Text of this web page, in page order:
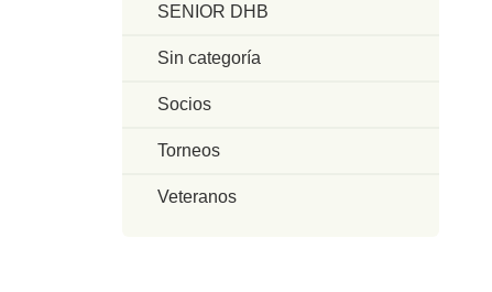
SENIOR DHB
Sin categoría
Socios
Torneos
Veteranos